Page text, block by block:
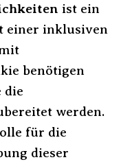
ist ein
einer inklusiven
benötigen
die
werden.
für die
dieser